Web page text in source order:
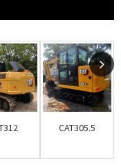
CAT305.5